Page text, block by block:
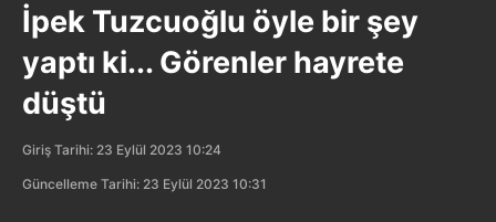
İpek Tuzcuoğlu öyle bir şey
yaptı ki... Görenler hayrete
düştü
Giriş Tarihi: 23 Eylül 2023 10:24
Güncelleme Tarihi: 23 Eylül 2023 10:31